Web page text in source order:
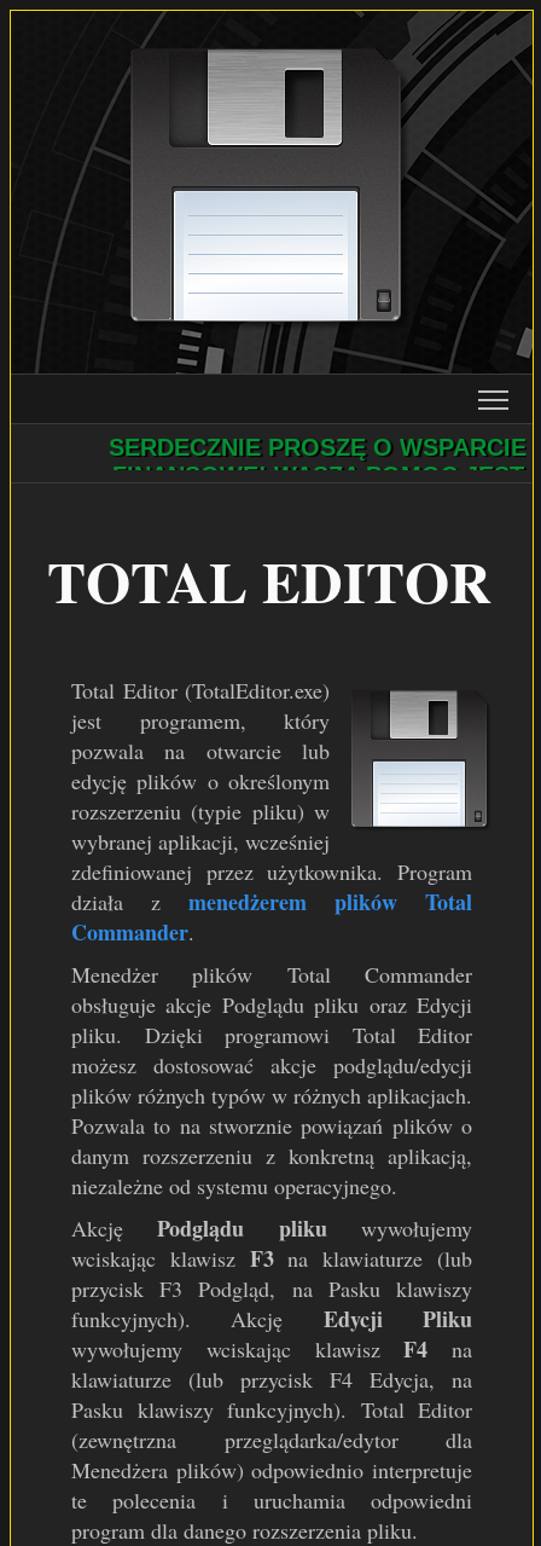
PROJEKTY
NSIS PL
SERDECZNIE PROSZĘ O WSPARCIE
FINANSOWE! WASZA POMOC JEST
TOTAL EDITOR
Total Editor (TotalEditor.exe)
jest programem, który
pozwala na otwarcie lub
edycję plików o określonym
rozszerzeniu (typie pliku) w
wybranej aplikacji, wcześniej
zdefiniowanej przez użytkownika. Program
działa z menedżerem plików Total
Commander.
Menedżer plików Total Commander
obsługuje akcje Podglądu pliku oraz Edycji
pliku. Dzięki programowi Total Editor
możesz dostosować akcje podglądu/edycji
plików różnych typów w różnych aplikacjach.
Pozwala to na stworznie powiązań plików o
danym rozszerzeniu z konkretną aplikacją,
niezależne od systemu operacyjnego.
AkcjęPodglądu plikuwywołujemy
wciskając klawisz F3na klawiaturze (lub
przycisk F3 Podgląd, na Pasku klawiszy
funkcyjnych). Akcję Edycji Pliku
wywołujemy wciskając klawiszF4 na
klawiaturze (lub przycisk F4 Edycja, na
Pasku klawiszy funkcyjnych). Total Editor
(zewnętrzna przeglądarka/edytor dla
Menedżera plików) odpowiednio interpretuje
te polecenia i uruchamia odpowiedni
program dla danego rozszerzenia pliku.